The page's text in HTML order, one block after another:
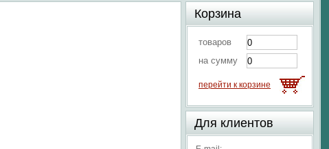
Корзина
товаров
на сумму
перейти к корзине
Для клиентов